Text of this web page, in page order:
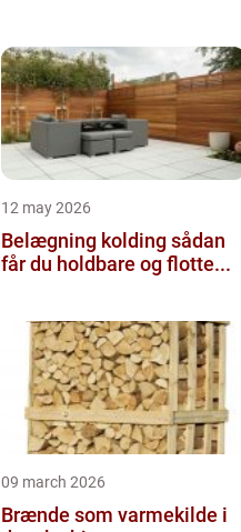
12 may 2026
Belægning kolding sådan
får du holdbare og flotte...
09 march 2026
Brænde som varmekilde i